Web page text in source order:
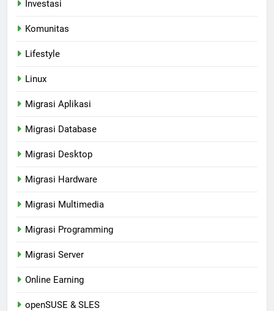
Investasi
Komunitas
Lifestyle
Linux
Migrasi Aplikasi
Migrasi Database
Migrasi Desktop
Migrasi Hardware
Migrasi Multimedia
Migrasi Programming
Migrasi Server
Online Earning
openSUSE & SLES